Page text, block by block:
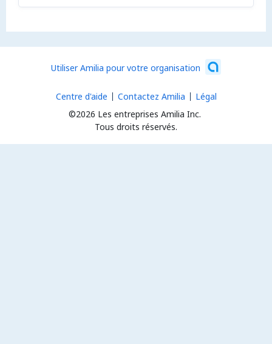
Utiliser Amilia pour votre organisation
©2026 Les entreprises Amilia Inc.
Tous droits réservés.
Centre d'aide Contactez Amilia Légal